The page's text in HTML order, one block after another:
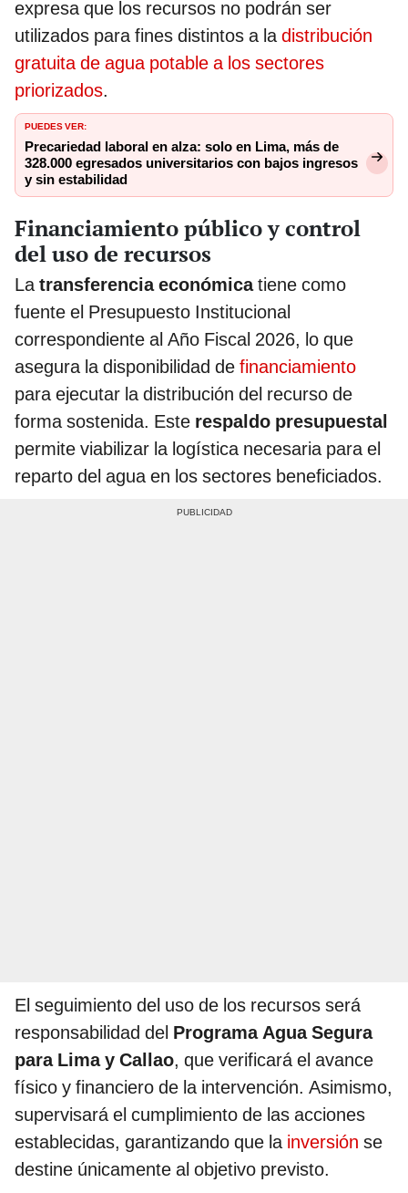
expresa que los recursos no podrán ser
utilizados para fines distintos a ladistribución
gratuita de agua potable a los sectores
priorizados.
PUEDES VER:
Precariedad laboral en alza: solo en Lima, más de
328.000 egresados universitarios con bajos ingresos
y sin estabilidad
Financiamiento público y control
del uso de recursos
Latransferencia económicatiene como
fuente el Presupuesto Institucional
correspondiente al Año Fiscal 2026, lo que
asegura la disponibilidad de financiamiento
para ejecutar la distribución del recurso de
forma sostenida. Este respaldo presupuestal
permite viabilizar la logística necesaria para el
reparto del agua en los sectores beneficiados.
El seguimiento del uso de los recursos será
responsabilidad del Programa Agua Segura
para Lima y Callao, que verificará el avance
físico y financiero de la intervención. Asimismo,
supervisará el cumplimiento de las acciones
establecidas, garantizando que la inversión se
destine únicamente al objetivo previsto.